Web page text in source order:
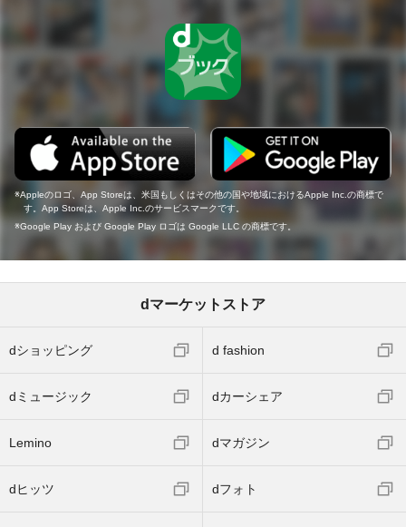
Appleのロゴ、App Storeは、米国もしくはその他の国や地域におけるApple Inc.の商標で
す。App Storeは、Apple Inc.のサービスマークです。
Google Play および Google Play ロゴは Google LLC の商標です。
dマーケットストア
dショッピング d fashion
dミュージック dカーシェア
Lemino dマガジン
dヒッツ dフォト